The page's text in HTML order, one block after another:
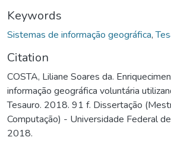
Keywords
Sistemas de informação geográfica,
Citation
COSTA, Liliane Soares da.
informação geográfica voluntária
Tesauro. 2018. 91 f. Dissertação
Computação) - Universidade Federal
2018.